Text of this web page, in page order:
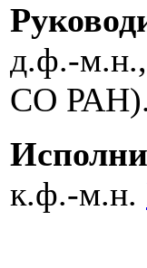
д.ф.-
СО РАН).
к.ф.-м.н.